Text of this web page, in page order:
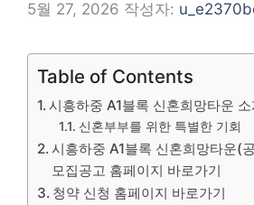
5월 27, 2026 작성자:
Table of Contents
시흥하중 A1블록 신혼희망타운 소
신혼부부를 위한 특별한 기회
시흥하중 A1블록 신혼희망타운(
모집공고 홈페이지 바로가기
청약 신청 홈페이지 바로가기